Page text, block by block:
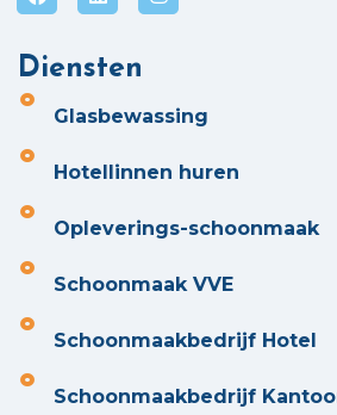
Diensten
Glasbewassing
Hotellinnen huren
Opleverings-schoonmaak
Schoonmaak VVE
Schoonmaakbedrijf Hotel
Schoonmaakbedrijf